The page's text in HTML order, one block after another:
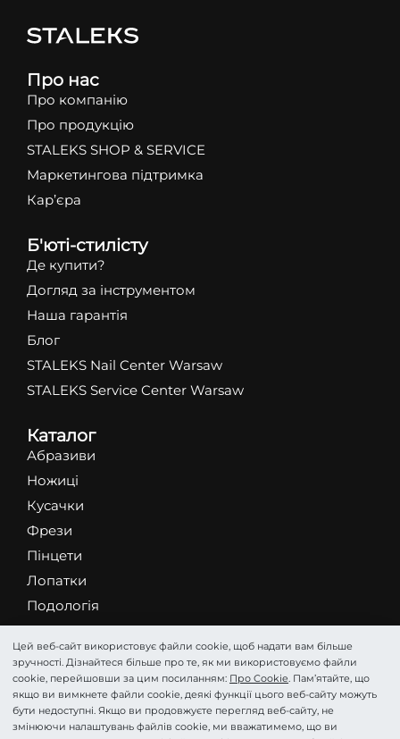
Про нас
Про компанію
Про продукцію
STALEKS SHOP & SERVICE
Маркетингова підтримка
Кар’єра
Б'юті-стилісту
Де купити?
Догляд за інструментом
Наша гарантія
Блог
STALEKS Nail Center Warsaw
STALEKS Service Center Warsaw
Каталог
Абразиви
Ножиці
Кусачки
Фрези
Пінцети
Лопатки
Подологія
Косметика
Аксесуари та Догляд
HOME PRO
Цей веб-сайт використовує файли cookie, щоб надати вам більше
зручності. Дізнайтеся більше про те, як ми використовуємо файли
cookie, перейшовши за цим посиланням: Про Cookie. Пам’ятайте, що
якщо ви вимкнете файли cookie, деякі функції цього веб-сайту можуть
бути недоступні. Якщо ви продовжуєте перегляд веб-сайту, не
змінюючи налаштувань файлів cookie, ми вважатимемо, що ви